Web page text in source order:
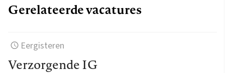
Gerelateerde vacatures
Eergisteren
Verzorgende IG